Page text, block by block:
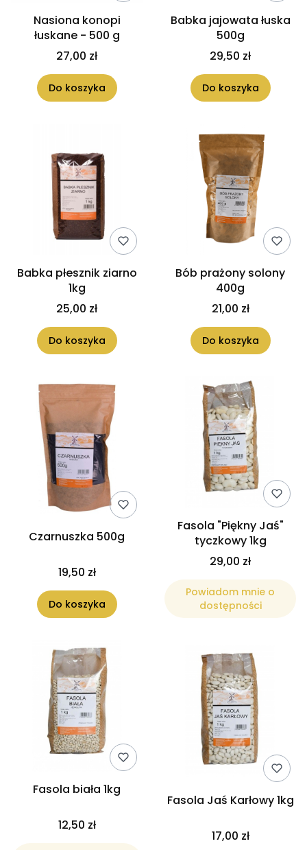
Nasiona konopi
łuskane - 500 g
27,00 zł
Do koszyka
Babka jajowata łuska
500g
29,50 zł
Do koszyka
Babka płesznik ziarno
1kg
25,00 zł
Do koszyka
Bób prażony solony
400g
21,00 zł
Do koszyka
Czarnuszka 500g
19,50 zł
Do koszyka
Fasola "Piękny Jaś"
tyczkowy 1kg
29,00 zł
Powiadom mnie o
dostępności
Fasola biała 1kg
12,50 zł
Fasola Jaś Karłowy 1kg
17,00 zł